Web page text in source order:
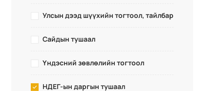
Улсын дээд шүүхийн тогтоол, тайлбар
Сайдын тушаал
Үндэсний зөвлөлийн тогтоол
НДЕГ-ын даргын тушаал